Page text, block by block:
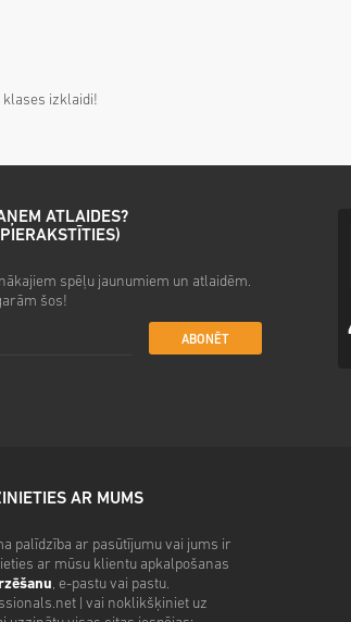
izklaidi!
ATLAIDES?
spēļu jaunumiem un atlaidēm.
šos!
ABONĒT
AR MUMS
palīdzība ar pasūtījumu vai jums ir
ar mūsu klientu apkalpošanas
, e-pastu vai pastu.
| vai noklikšķiniet uz